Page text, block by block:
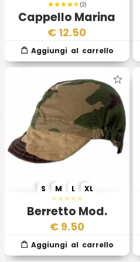
(2)
Cappello Marina
Militare Italiana
€ 12.50
Berretto Mod.
Somalia – Esercito
Italiano
S M L XL
€ 9.50